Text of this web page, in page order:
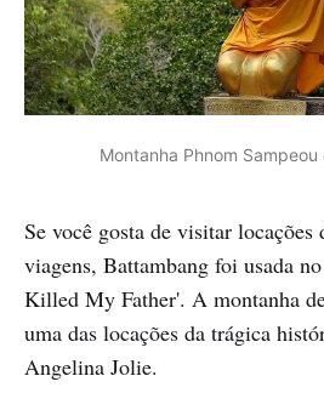
Montanha Phnom
Se você gosta de visitar locações
viagens, Battambang foi usada
Killed My Father'. A montanha
uma das locações da trágica
Angelina Jolie.